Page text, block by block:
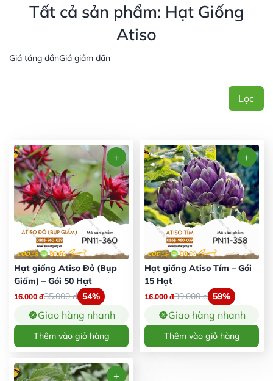
Tất cả sản phẩm: Hạt Giống
Atiso
Giá tăng dầnGiá giảm dần
Lọc
Hạt giống Atiso Đỏ (Bụp
Giấm) – Gói 50 Hạt
16.000 đ35.000đ 54%
Giao hàng nhanh
Thêm vào giỏ hàng
Hạt giống Atiso Tím – Gói
15 Hạt
16.000 đ39.000đ 59%
Giao hàng nhanh
Thêm vào giỏ hàng